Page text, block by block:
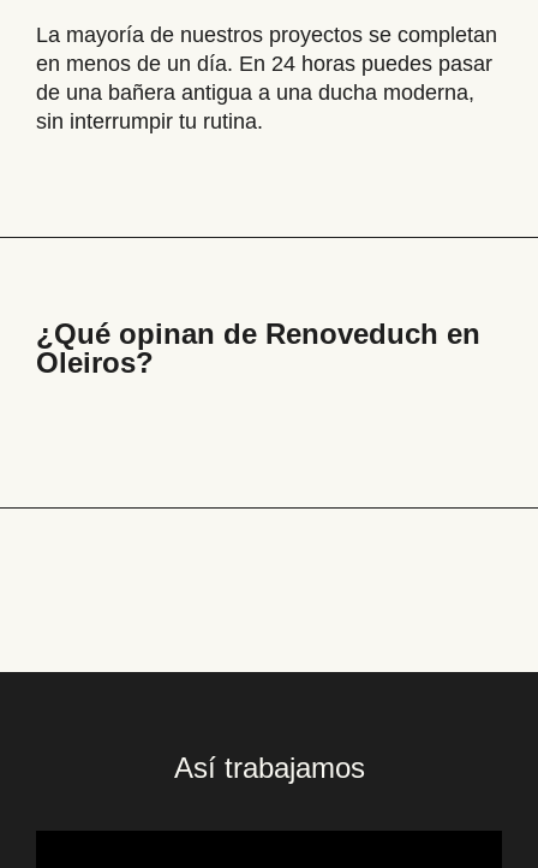
La mayoría de nuestros proyectos se completan
en menos de un día. En 24 horas puedes pasar
de una bañera antigua a una ducha moderna,
sin interrumpir tu rutina.
¿Qué opinan de Renoveduch en
Oleiros?
Así trabajamos